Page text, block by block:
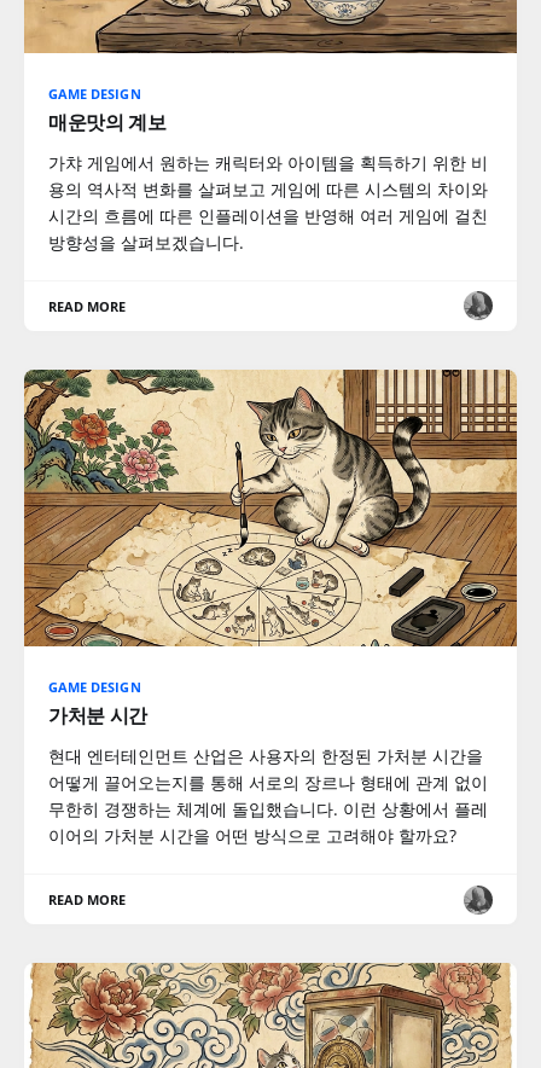
GAME DESIGN
매운맛의 계보
가챠 게임에서 원하는 캐릭터와 아이템을 획득하기 위한 비
용의 역사적 변화를 살펴보고 게임에 따른 시스템의 차이와
시간의 흐름에 따른 인플레이션을 반영해 여러 게임에 걸친
방향성을 살펴보겠습니다.
READ MORE
GAME DESIGN
가처분 시간
현대 엔터테인먼트 산업은 사용자의 한정된 가처분 시간을
어떻게 끌어오는지를 통해 서로의 장르나 형태에 관계 없이
무한히 경쟁하는 체계에 돌입했습니다. 이런 상황에서 플레
이어의 가처분 시간을 어떤 방식으로 고려해야 할까요?
READ MORE